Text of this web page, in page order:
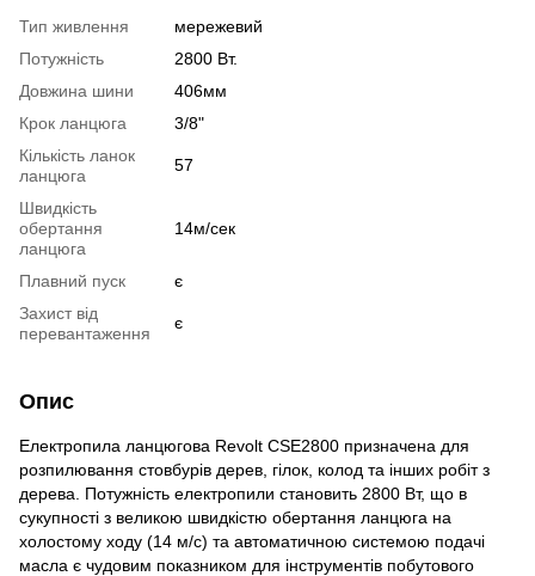
Тип живлення
мережевий
Потужність
2800 Вт.
Довжина шини
406мм
Крок ланцюга
3/8"
Кількість ланок
ланцюга
57
Швидкість
обертання
ланцюга
14м/сек
Плавний пуск
є
Захист від
перевантаження
є
Опис
Електропила ланцюгова Revolt CSE2800 призначена для
розпилювання стовбурів дерев, гілок, колод та інших робіт з
дерева. Потужність електропили становить 2800 Вт, що в
сукупності з великою швидкістю обертання ланцюга на
холостому ходу (14 м/с) та автоматичною системою подачі
масла є чудовим показником для інструментів побутового